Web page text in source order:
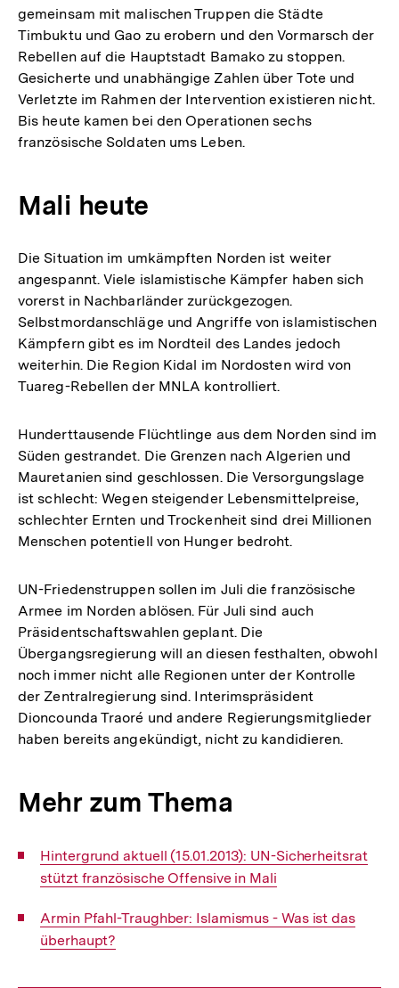
gemeinsam mit malischen Truppen die Städte
Timbuktu und Gao zu erobern und den Vormarsch der
Rebellen auf die Hauptstadt Bamako zu stoppen.
Gesicherte und unabhängige Zahlen über Tote und
Verletzte im Rahmen der Intervention existieren nicht.
Bis heute kamen bei den Operationen sechs
französische Soldaten ums Leben.
Mali heute
Die Situation im umkämpften Norden ist weiter
angespannt. Viele islamistische Kämpfer haben sich
vorerst in Nachbarländer zurückgezogen.
Selbstmordanschläge und Angriffe von islamistischen
Kämpfern gibt es im Nordteil des Landes jedoch
weiterhin. Die Region Kidal im Nordosten wird von
Tuareg-Rebellen der MNLA kontrolliert.
Hunderttausende Flüchtlinge aus dem Norden sind im
Süden gestrandet. Die Grenzen nach Algerien und
Mauretanien sind geschlossen. Die Versorgungslage
ist schlecht: Wegen steigender Lebensmittelpreise,
schlechter Ernten und Trockenheit sind drei Millionen
Menschen potentiell von Hunger bedroht.
UN-Friedenstruppen sollen im Juli die französische
Armee im Norden ablösen. Für Juli sind auch
Präsidentschaftswahlen geplant. Die
Übergangsregierung will an diesen festhalten, obwohl
noch immer nicht alle Regionen unter der Kontrolle
der Zentralregierung sind. Interimspräsident
Dioncounda Traoré und andere Regierungsmitglieder
haben bereits angekündigt, nicht zu kandidieren.
Mehr zum Thema
Interner
Link:
Hintergrund aktuell (15.01.2013): UN-Sicherheitsrat
stützt französische Offensive in Mali
Interner
Link:
Armin Pfahl-Traughber: Islamismus - Was ist das
überhaupt?